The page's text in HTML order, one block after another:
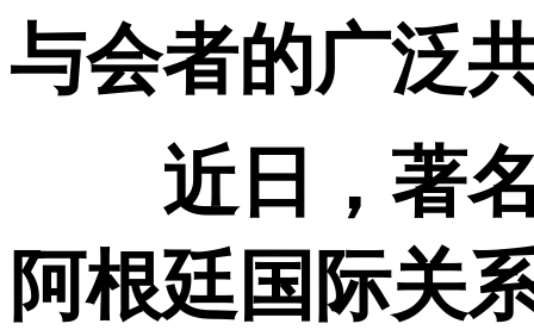
与会者的广泛
近日，著名
阿根廷国际关